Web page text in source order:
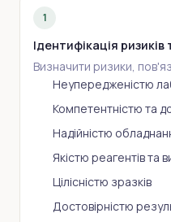
1
Ідентифікація
Визначити ризики,
Неупередженістю
Компетентністю та
Надійністю
Якістю реагентів та
Цілісністю зразків
Достовірністю